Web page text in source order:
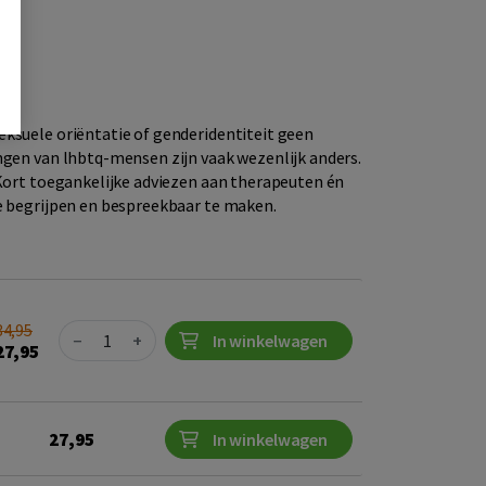
oriëntatie of genderidentiteit geen
van lhbtq-mensen zijn vaak wezenlijk anders.
toegankelijke adviezen aan therapeuten én
en bespreekbaar te maken.
Quantity
− + In winkelwagen
27,95 In winkelwagen